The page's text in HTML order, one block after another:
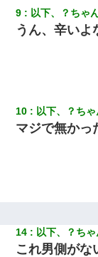
夫に癌の余命宣告
けた
中の道を走ってい
し「お勘定です。
せたら...
9 以下、？ちゃ
うん、辛いよ
10 以下、？ち
マジで無かっ
14 以下、？ち
これ男側がな